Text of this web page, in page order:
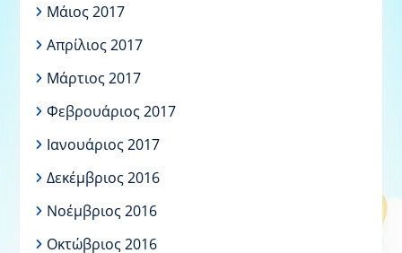
Μάιος 2017
Απρίλιος 2017
Μάρτιος 2017
Φεβρουάριος 2017
Ιανουάριος 2017
Δεκέμβριος 2016
Νοέμβριος 2016
Οκτώβριος 2016